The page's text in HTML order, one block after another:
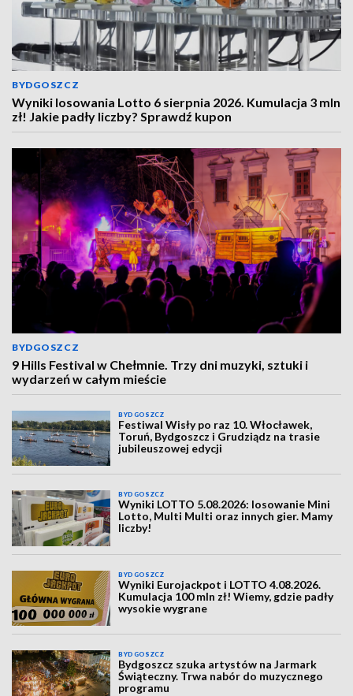
BYDGOSZCZ
Wyniki losowania Lotto 6 sierpnia 2026. Kumulacja 3 mln
zł! Jakie padły liczby? Sprawdź kupon
BYDGOSZCZ
9 Hills Festival w Chełmnie. Trzy dni muzyki, sztuki i
wydarzeń w całym mieście
BYDGOSZCZ
Festiwal Wisły po raz 10. Włocławek,
Toruń, Bydgoszcz i Grudziądz na trasie
jubileuszowej edycji
BYDGOSZCZ
Wyniki LOTTO 5.08.2026: losowanie Mini
Lotto, Multi Multi oraz innych gier. Mamy
liczby!
BYDGOSZCZ
Wyniki Eurojackpot i LOTTO 4.08.2026.
Kumulacja 100 mln zł! Wiemy, gdzie padły
wysokie wygrane
BYDGOSZCZ
Bydgoszcz szuka artystów na Jarmark
Świąteczny. Trwa nabór do muzycznego
programu